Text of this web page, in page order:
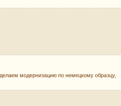
модернизацию по немецкому образцу,